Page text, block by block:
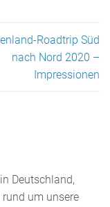
Roadtrip Süd
nach Nord 2020 –
Impressionen
Deutschland,
um unsere